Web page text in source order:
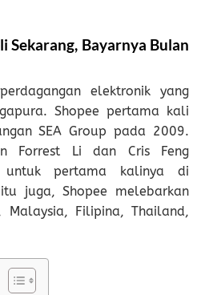
Sekarang, Bayarnya Bulan
elektronik yang
Shopee pertama kali
SEA Group pada 2009.
Forrest Li dan Cris Feng
untuk pertama kalinya di
juga, Shopee melebarkan
Malaysia, Filipina, Thailand,